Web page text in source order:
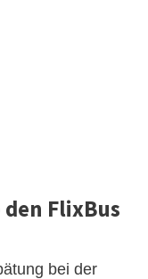
FlixBus
bei der